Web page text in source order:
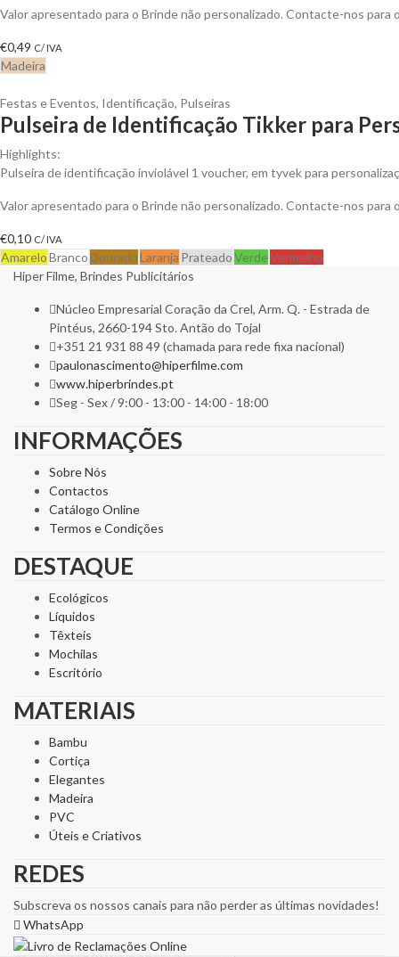
Valor apresentado para o Brinde não personalizado. Contacte-nos
€0,49 C/ IVA
Madeira
Festas e Eventos, Identificação, Pulseiras
Pulseira de Identificação Tikker para
Highlights:
Pulseira de identificação inviolável 1 voucher, em tyvek para
Valor apresentado para o Brinde não personalizado. Contacte-nos
€0,10 C/ IVA
AmareloBranco DouradoLaranja PrateadoVerdeVermelho
Hiper Filme, Brindes Publicitários
Núcleo Empresarial Coração da Crel, Arm. Q. - Estrada de
Pintéus, 2660-194 Sto. Antão do Tojal
+351 21 931 88 49 (chamada para rede fixa nacional)
paulonascimento@hiperfilme.com
www.hiperbrindes.pt
Seg - Sex / 9:00 - 13:00 - 14:00 - 18:00
INFORMAÇÕES
Sobre Nós
Contactos
Catálogo Online
Termos e Condições
DESTAQUE
Ecológicos
Líquidos
Têxteis
Mochilas
Escritório
MATERIAIS
Bambu
Cortiça
Elegantes
Madeira
PVC
Úteis e Criativos
REDES
Subscreva os nossos canais para não perder as últimas novidades!
WhatsApp